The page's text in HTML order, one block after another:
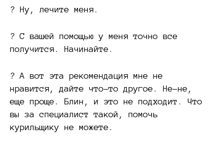
? Ну, лечите меня.
? С вашей помощью у меня точно все
получится. Начинайте.
? А вот эта рекомендация мне не
нравится, дайте что-то другое. Не-не,
еще проще. Блин, и это не подходит. Что
вы за специалист такой, помочь
курильщику не можете.